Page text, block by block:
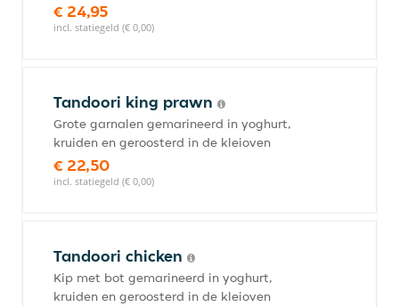
€ 24,95
incl. statiegeld (€ 0,00)
Tandoori king prawn
Grote garnalen gemarineerd in yoghurt,
kruiden en geroosterd in de kleioven
€ 22,50
incl. statiegeld (€ 0,00)
Tandoori chicken
Kip met bot gemarineerd in yoghurt,
kruiden en geroosterd in de kleioven